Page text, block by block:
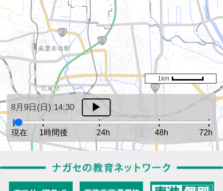
8月9日(日) 14:30
現在 1時間後 24h 48h 72h
1km